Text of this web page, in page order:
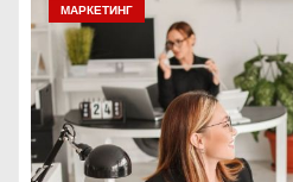
МАРКЕТИНГ